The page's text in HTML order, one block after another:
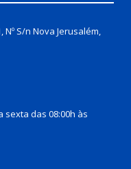
S/n Nova Jerusalém,
das 08:00h às